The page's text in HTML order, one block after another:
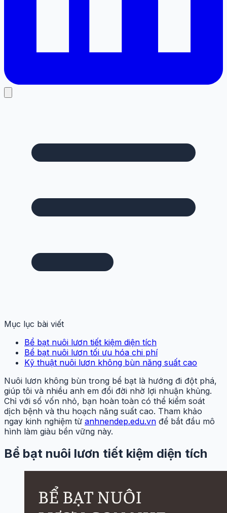
Mục lục bài viết
Bể bạt nuôi lươn tiết kiệm diện tích
Bể bạt nuôi lươn tối ưu hóa chi phí
Kỹ thuật nuôi lươn không bùn năng suất cao
Nuôi lươn không bùn trong bể bạt là hướng đi đột phá,
giúp tôi và nhiều anh em đổi đời nhờ lợi nhuận khủng.
Chỉ với số vốn nhỏ, bạn hoàn toàn có thể kiểm soát
dịch bệnh và thu hoạch năng suất cao. Tham khảo
ngay kinh nghiệm từ anhnendep.edu.vn để bắt đầu mô
hình làm giàu bền vững này.
Bể bạt nuôi lươn tiết kiệm diện tích